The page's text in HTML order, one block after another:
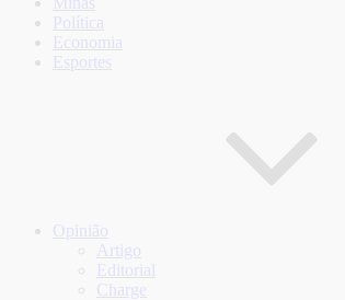
Política
Economia
Esportes
Opinião
Artigo
Editorial
Charge